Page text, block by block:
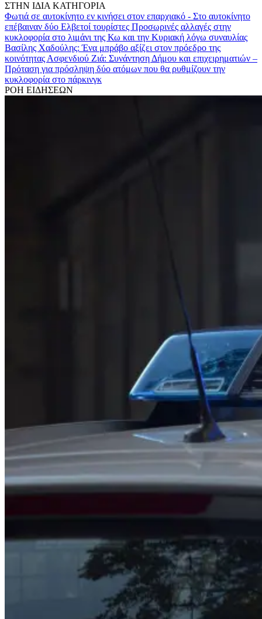
ΣΤΗΝ ΙΔΙΑ ΚΑΤΗΓΟΡΙΑ
Φωτιά σε αυτοκίνητο εν κινήσει στον επαρχιακό - Στο αυτοκίνητο
επέβαιναν δύο Ελβετοί τουρίστες Προσωρινές αλλαγές στην
κυκλοφορία στο λιμάνι της Κω και την Κυριακή λόγω συναυλίας
Βασίλης Χαδούλης: Ένα μπράβο αξίζει στον πρόεδρο της
κοινότητας Ασφενδιού Ζιά: Συνάντηση Δήμου και επιχειρηματιών –
Πρόταση για πρόσληψη δύο ατόμων που θα ρυθμίζουν την
κυκλοφορία στο πάρκινγκ
ΡΟΗ ΕΙΔΗΣΕΩΝ